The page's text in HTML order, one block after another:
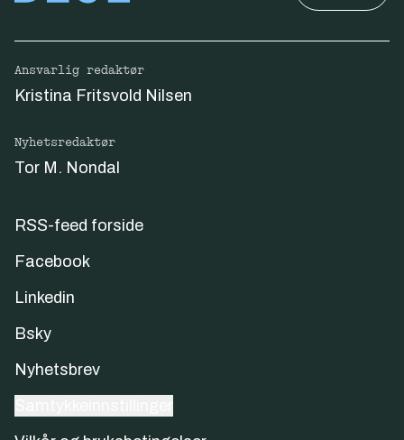
Ansvarlig redaktør
Kristina Fritsvold Nilsen
Nyhetsredaktør
Tor M. Nondal
RSS-feed forside
Facebook
Linkedin
Bsky
Nyhetsbrev